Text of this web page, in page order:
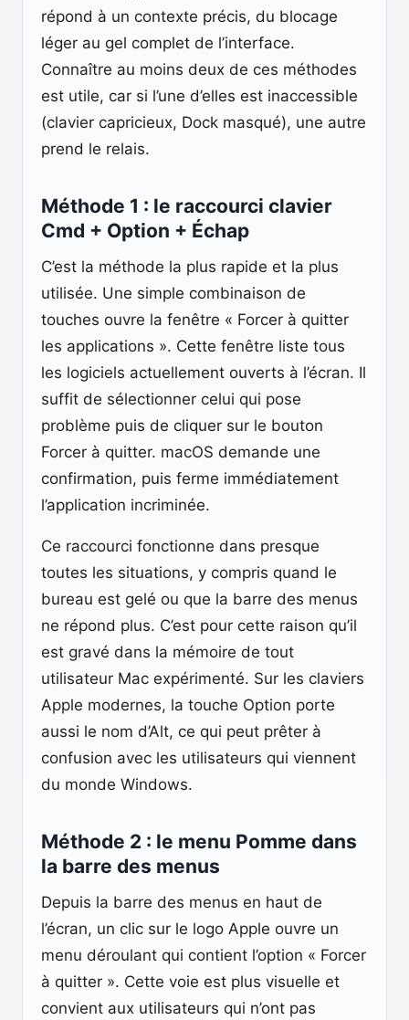
répond à un contexte précis, du blocage
léger au gel complet de l’interface.
Connaître au moins deux de ces méthodes
est utile, car si l’une d’elles est inaccessible
(clavier capricieux, Dock masqué), une autre
prend le relais.
Méthode 1 : le raccourci clavier
Cmd + Option + Échap
C’est la méthode la plus rapide et la plus
utilisée. Une simple combinaison de
touches ouvre la fenêtre « Forcer à quitter
les applications ». Cette fenêtre liste tous
les logiciels actuellement ouverts à l’écran. Il
suffit de sélectionner celui qui pose
problème puis de cliquer sur le bouton
Forcer à quitter. macOS demande une
confirmation, puis ferme immédiatement
l’application incriminée.
Ce raccourci fonctionne dans presque
toutes les situations, y compris quand le
bureau est gelé ou que la barre des menus
ne répond plus. C’est pour cette raison qu’il
est gravé dans la mémoire de tout
utilisateur Mac expérimenté. Sur les claviers
Apple modernes, la touche Option porte
aussi le nom d’Alt, ce qui peut prêter à
confusion avec les utilisateurs qui viennent
du monde Windows.
Méthode 2 : le menu Pomme dans
la barre des menus
Depuis la barre des menus en haut de
l’écran, un clic sur le logo Apple ouvre un
menu déroulant qui contient l’option « Forcer
à quitter ». Cette voie est plus visuelle et
convient aux utilisateurs qui n’ont pas